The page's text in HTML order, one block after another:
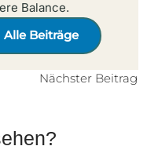
Balance.
Alle Beiträge
Nächster Beitrag